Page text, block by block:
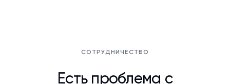
СОТРУДНИЧЕСТВО
Есть проблема с